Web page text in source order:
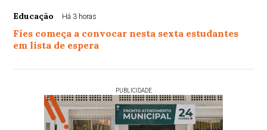
Educação Há 3 horas
Fies começa a convocar nesta sexta estudantes
em lista de espera
PUBLICIDADE